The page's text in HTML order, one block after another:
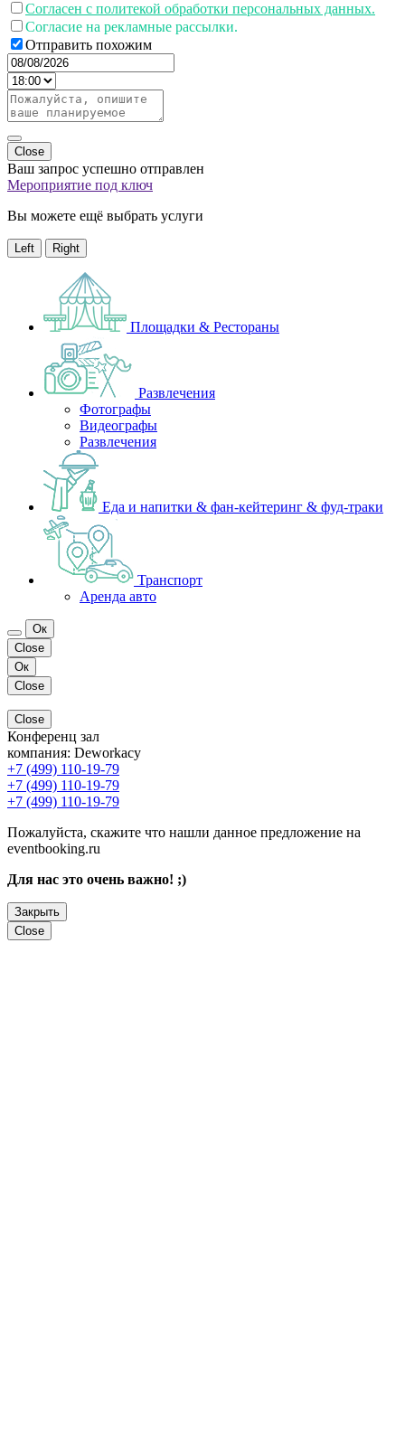
Согласен с политекой обработки персональных данных.
Согласие на рекламные рассылки.
Отправить похожим
Close
Ваш запрос успешно отправлен
Мероприятие под ключ
Вы можете ещё выбрать услуги
Left Right
Площадки & Рестораны
Развлечения
Фотографы
Видеографы
Развлечения
Еда и напитки & фан-кейтеринг & фуд-траки
Транспорт
Аренда авто
Ок
Close
Ок
Close
Close
Конференц зал
компания: Deworkacy
+7 (499) 110-19-79
+7 (499) 110-19-79
+7 (499) 110-19-79
Пожалуйста, скажите что нашли данное предложение на
eventbooking.ru
Для нас это очень важно! ;)
Закрыть
Close